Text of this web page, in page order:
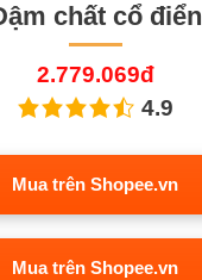
chất cổ điển
2.779.069đ
4.9
Mua trên Shopee.vn
Mua trên Shopee.vn